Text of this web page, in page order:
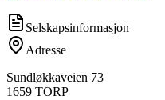
Selskapsinformasjon
Adresse
Sundløkkaveien 73
1659 TORP